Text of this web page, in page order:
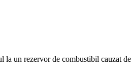
un rezervor de combustibil cauzat